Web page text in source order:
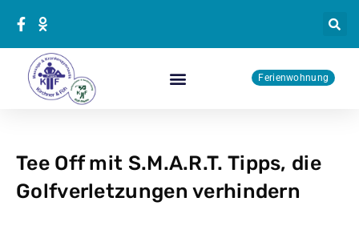
Inhalt
Ferienwohnung
Tee Off mit S.M.A.R.T. Tipps, die
Golfverletzungen verhindern